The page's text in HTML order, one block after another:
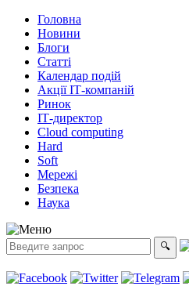
Головна
Новини
Блоги
Статті
Календар подій
Акції ІТ-компаній
Ринок
ІТ-директор
Cloud computing
Hard
Soft
Мережі
Безпека
Наука